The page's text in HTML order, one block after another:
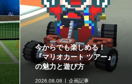
今からでも楽しめる！
『マリオカート ツアー』
の魅力と遊び方
2026.08.08 企画記事